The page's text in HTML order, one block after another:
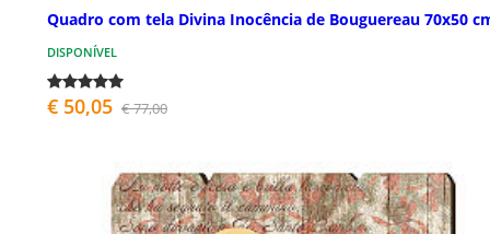
Quadro com tela Divina Inocência de Bouguereau 70x50
DISPONÍVEL
€ 50,05 € 77,00